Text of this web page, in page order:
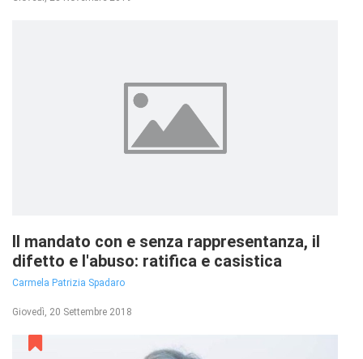
Il mandato con e senza rappresentanza, il
difetto e l'abuso: ratifica e casistica
Carmela Patrizia Spadaro
Giovedì, 20 Settembre 2018